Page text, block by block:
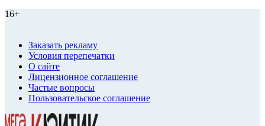
16+
Заказать рекламу
Условия перепечатки
О сайте
Лицензионное соглашение
Частые вопросы
Пользовательское соглашение